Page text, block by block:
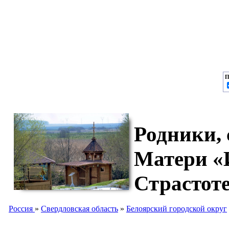
Родники,
Матери
Россия » Свердловская область » Белоярский городской округ